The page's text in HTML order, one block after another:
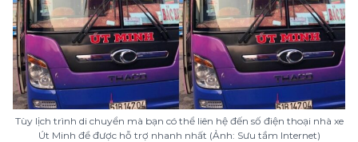
Tùy lịch trình di chuyển mà bạn có thể liên hệ đến số điện thoại nhà xe
Út Minh để được hỗ trợ nhanh nhất (Ảnh: Sưu tầm Internet)